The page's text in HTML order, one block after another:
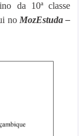
da 10ª classe
noMozEstuda –